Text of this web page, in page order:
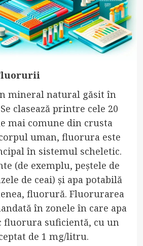
mineral natural găsit în
clasează printre cele 20
mai comune din crusta
uman, fluorura este
în sistemul scheletic.
(de exemplu, peștele de
de ceai) și apa potabilă
fluorură. Fluorurarea
în zonele în care apa
fluorura suficientă, cu un
de 1 mg/litru.